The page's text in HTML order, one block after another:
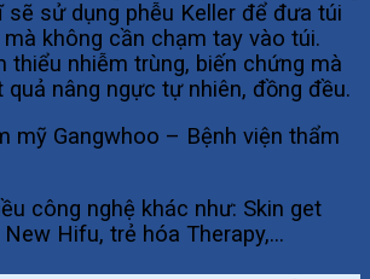
sẽ sử dụng phễu Keller để đưa túi
không cần chạm tay vào túi.
thiểu nhiễm trùng, biến chứng mà
nâng ngực tự nhiên, đồng đều.
công nghệ khác như: Skin get
Hifu, trẻ hóa Therapy,…